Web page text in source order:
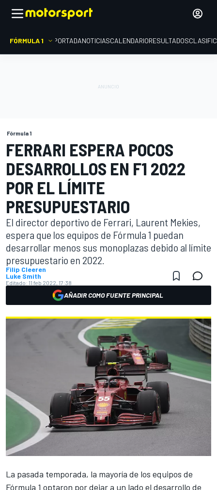
FÓRMULA 1 PORTADANOTICIASCALENDARIORESULTADOS
Fórmula 1
FERRARI ESPERA POCOS
DESARROLLOS EN F1 2022
POR EL LÍMITE
PRESUPUESTARIO
El director deportivo de Ferrari, Laurent Mekies,
espera que los equipos de Fórmula 1 puedan
desarrollar menos sus monoplazas debido al límite
presupuestario en 2022.
Filip Cleeren
Luke Smith
Editado: 11 feb 2022, 17:38
AÑADIR COMO FUENTE PRINCIPAL
La pasada temporada, la mayoría de los equipos de
Fórmula 1 optaron por dejar a un lado el desarrollo de